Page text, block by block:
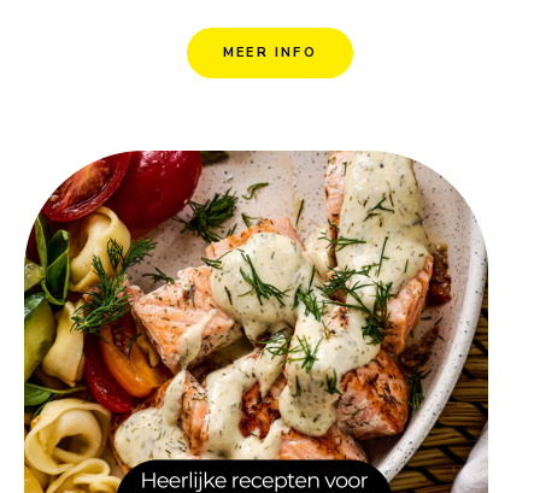
MEER INFO